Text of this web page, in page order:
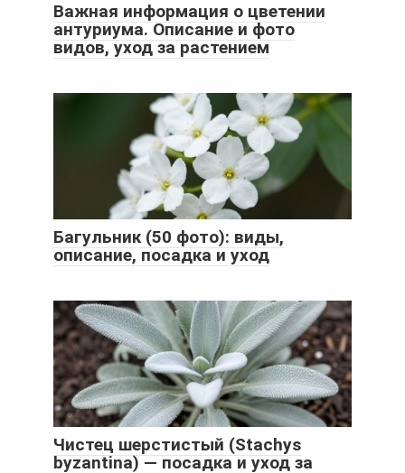
Важная информация о цветении
антуриума. Описание и фото
видов, уход за растением
Багульник (50 фото): виды,
описание, посадка и уход
Чистец шерстистый (Stachys
byzantina) — посадка и уход за